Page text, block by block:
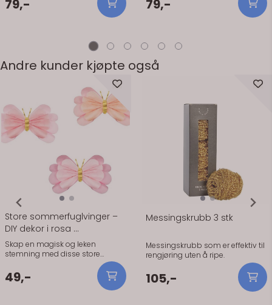
passer godt sammen med hvitt
Antall: 15 stk - Materiale: Papir (3-
lags, FSC-sertifisert) - Serie:
Elegance
79,-
fargen passer godt sammen
med naturmaterialer og lyse
Papir (3-lags, FSC-sertifisert) -
Serie: Elegance
79,-
Andre kunder kjøpte også
Store sommerfuglvinger –
DIY dekor i rosa ...
Skap en magisk og leken
stemning med disse store
sommerfuglvingene i myke
rosatoner. Perfekt som dekor på
stol, vegg eller som en del av
borddekkingen – en enkel detalj
49,-
Messingskrubb 3 stk
Messingskrubb som er effektiv til
rengjøring uten å ripe.
105,-